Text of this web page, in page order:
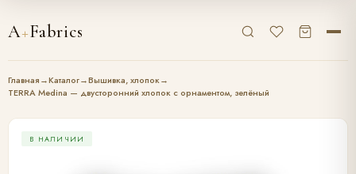
A+Fabrics
Главная→Каталог→Вышивка, хлопок→
TERRA Medina — двусторонний хлопок с орнаментом, зелёный
В НАЛИЧИИ